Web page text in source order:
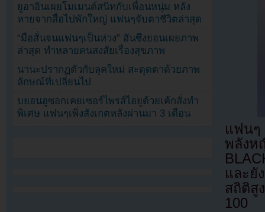
แฟนๆ
พลังห
และยั
สถิติสู
100
ยูอาอินเผยโมเมนต์สนิทกับเพื่อนหนุ่ม หลัง
หายจากสื่อไปพักใหญ่ แฟนๆจับตาชีวิตล่าสุด
“มือสั่นจนแฟนๆเป็นห่วง” ฮันซึงยอนเผยภาพ
ล่าสุด ทำหลายคนสงสัยเรื่องสุขภาพ
นานะปรากฏตัวกับลุคใหม่ สะดุดตาด้วยภาพ
ลักษณ์ที่เปลี่ยนไป
บยอนอูซอกเคยเซอร์ไพรส์ไอยูด้วยเค้กสั่งทำ
พิเศษ แฟนๆเพิ่งสังเกตหลังผ่านมา 3 เดือน